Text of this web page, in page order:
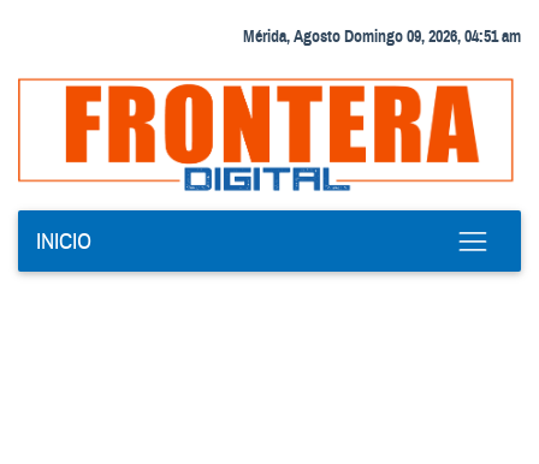
Mérida, Agosto Domingo 09, 2026, 04:51 am
INICIO